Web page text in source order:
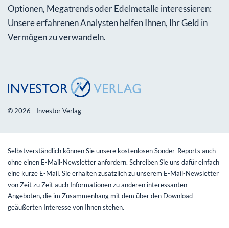
Optionen, Megatrends oder Edelmetalle interessieren:
Unsere erfahrenen Analysten helfen Ihnen, Ihr Geld in
Vermögen zu verwandeln.
© 2026 - Investor Verlag
Selbstverständlich können Sie unsere kostenlosen Sonder-Reports auch
ohne einen E-Mail-Newsletter anfordern. Schreiben Sie uns dafür einfach
eine kurze E-Mail. Sie erhalten zusätzlich zu unserem E-Mail-Newsletter
von Zeit zu Zeit auch Informationen zu anderen interessanten
Angeboten, die im Zusammenhang mit dem über den Download
geäußerten Interesse von Ihnen stehen.